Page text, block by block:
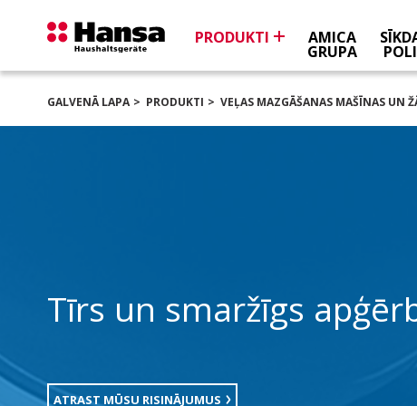
PRODUKTI AMICA
GRUPA
GALVENĀ LAPA PRODUKTI VEĻAS MAZGĀŠANAS MAŠĪNAS UN
Tīrs un smaržīgs
ATRAST MŪSU RISINĀJUMUS